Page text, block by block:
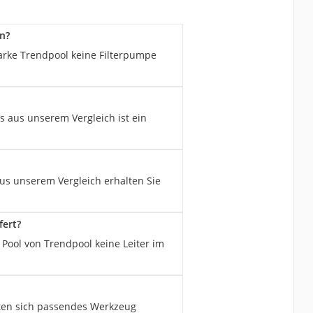
Trendpool keine Filterpumpe
aus unserem Vergleich ist ein
unserem Vergleich erhalten Sie
von Trendpool keine Leiter im
sich passendes Werkzeug